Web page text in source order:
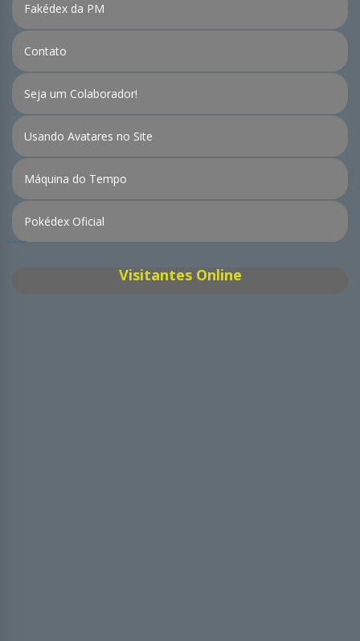
Fakédex da PM
Contato
Seja um Colaborador!
Usando Avatares no Site
Máquina do Tempo
Pokédex Oficial
Visitantes Online